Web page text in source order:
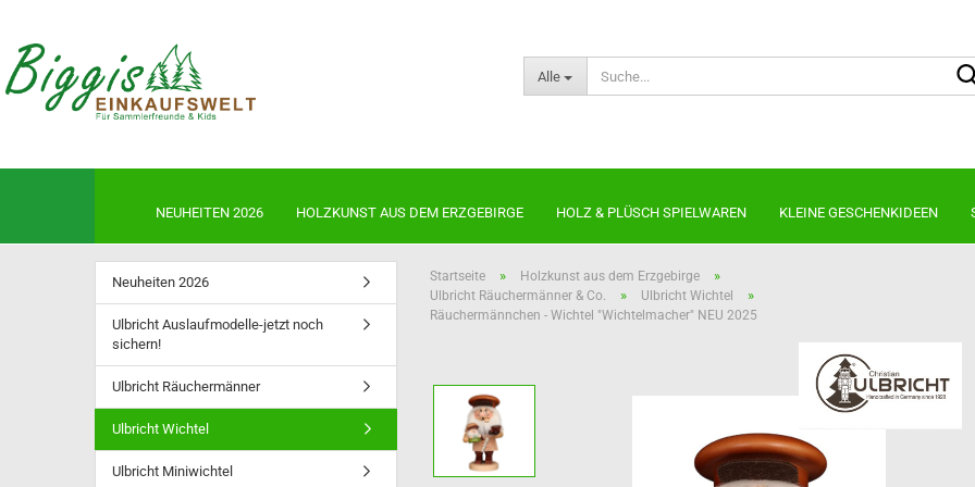
Alle
NEUHEITEN 2026 HOLZKUNST AUS DEM ERZGEBIRGE
Ulbricht Auslaufmodelle-jetzt noch
Ulbricht Räuchermänner
Ulbricht Wichtel
Ulbricht Miniwichtel
Kugelräucherfiguren
Die Dicken
Die Schlanken
Die Bärtigen
Die kleinen Kerle
Shabby Chic
HOLZ & PLÜSCH SPIELWAREN KLEINE GESCHENKIDEEN
Startseite » Holzkunst aus dem Erzgebirge »
Ulbricht Räuchermänner & Co. » Ulbricht Wichtel »
Räuchermännchen - Wichtel "Wichtelmacher" NEU 2025
Neuheiten 2026
Ulbricht Auslaufmodelle-jetzt noch
sichern!
Ulbricht Räuchermänner
Ulbricht Wichtel
Ulbricht Miniwichtel